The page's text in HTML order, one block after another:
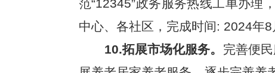
范“12345”政务服务热线工单办理
中心、各社区，完成时间: 2024年8
10.拓展市场化服务。 完善便